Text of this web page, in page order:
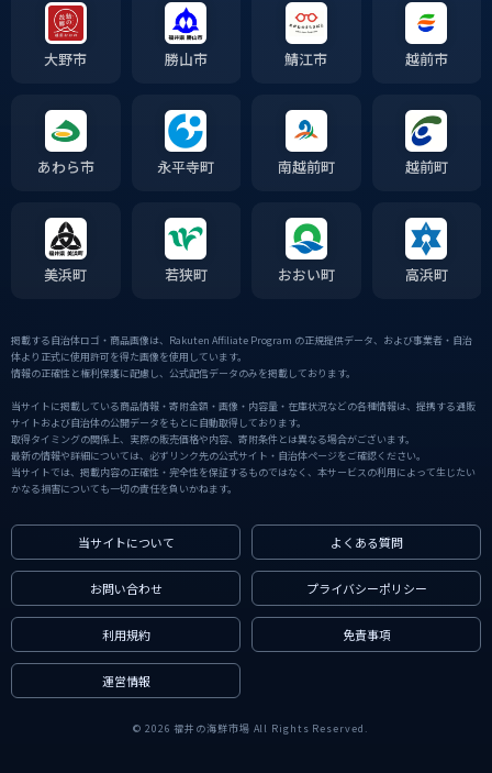
大野市 勝山市 鯖江市 越前市
あわら市 永平寺町 南越前町 越前町
美浜町 若狭町 おおい町 高浜町
掲載する自治体ロゴ・商品画像は、Rakuten Affiliate Program の正規提供データ、および事業者・自治
体より正式に使用許可を得た画像を使用しています。
情報の正確性と権利保護に配慮し、公式配信データのみを掲載しております。
当サイトに掲載している商品情報・寄附金額・画像・内容量・在庫状況などの各種情報は、提携する通販
サイトおよび自治体の公開データをもとに自動取得しております。
取得タイミングの関係上、実際の販売価格や内容、寄附条件とは異なる場合がございます。
最新の情報や詳細については、必ずリンク先の公式サイト・自治体ページをご確認ください。
当サイトでは、掲載内容の正確性・完全性を保証するものではなく、本サービスの利用によって生じたい
かなる損害についても一切の責任を負いかねます。
当サイトについて よくある質問
お問い合わせ プライバシーポリシー
利用規約 免責事項
運営情報
© 2026 福井の海鮮市場 All Rights Reserved.